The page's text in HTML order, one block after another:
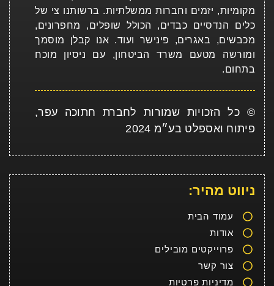
מקומיות, יזמים וחברות ממשלתיות. ברשותנו צי של
כלים הנדסיים כבדים, הכולל שופלים, מחפרונים,
מכבשים, באגרים, פינישר ועוד. אנו קבלן מוסמך
ומורשה מטעם משרד הביטחון, עם ניסיון מוכח
בתחום.
© כל הזכויות שמורות לחברת חתוכה עפר,
פיתוח ואספלט בע״מ 2024
ניווט מהיר:
עמוד הבית
אודות
פרוייקטים מובילים
צור קשר
מדיניות פרטיות